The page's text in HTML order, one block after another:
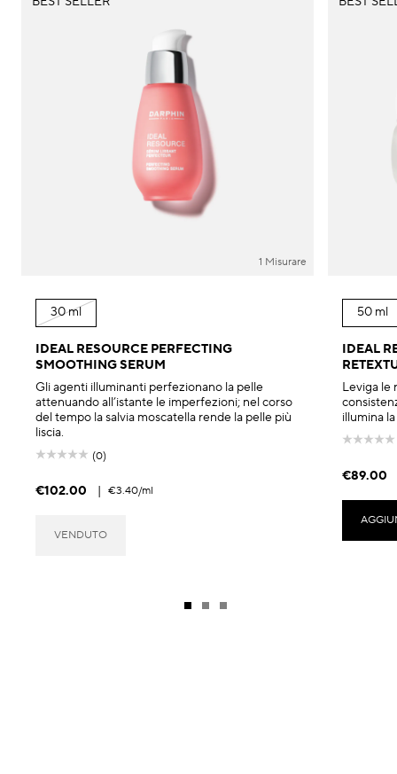
1 Misurare
30 ml
IDEAL RESOURCE PERFECTING
SMOOTHING SERUM
Gli agenti illuminanti perfezionano la pelle
attenuando all’istante le imperfezioni; nel corso
del tempo la salvia moscatella rende la pelle più
liscia.
(0)
€102.00 | €3.40/ml
VENDUTO
50 ml
IDEAL
Leviga le
illumina
€89.00